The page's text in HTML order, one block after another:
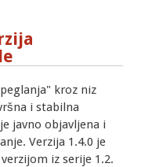
kroz niz
i stabilna
javno objavljena i
Verzija 1.4.0 je
iz serije 1.2.